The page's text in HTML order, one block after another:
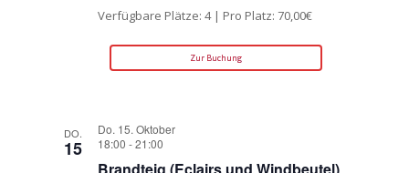
Verfügbare Plätze: 4 | Pro Platz: 70,00€
Zur Buchung
DO.
15
Do. 15. Oktober
18:00 -21:00